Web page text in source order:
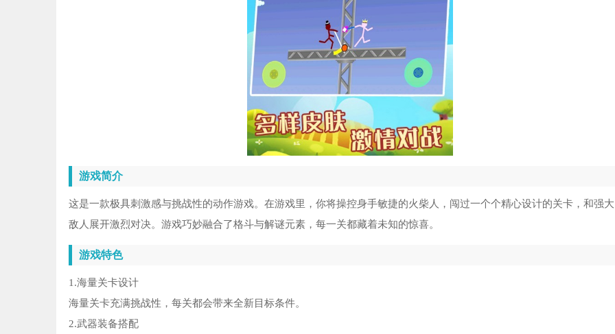
游戏简介
这是一款极具刺激感与挑战性的动作游戏。在游戏里，你将操控身手敏捷的火柴人，闯过一个个精心设计的关卡，和强
敌人展开激烈对决。游戏巧妙融合了格斗与解谜元素，每一关都藏着未知的惊喜。
游戏特色
1.海量关卡设计
海量关卡充满挑战性，每关都会带来全新目标条件。
2.武器装备搭配